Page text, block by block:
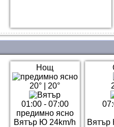
Нощ
20° 20°
01:00 - 07:00
предимно ясно
Вятър Ю 24km/h